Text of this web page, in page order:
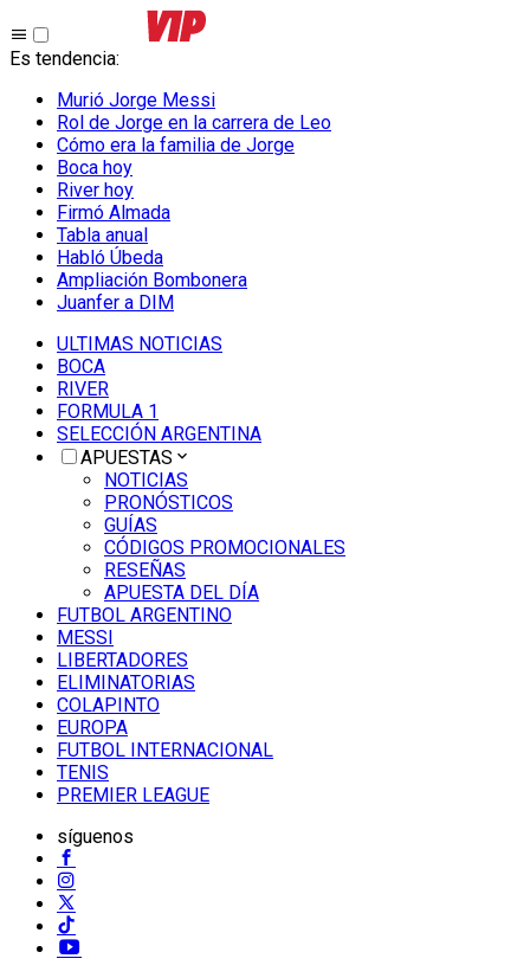
Es tendencia:
Murió Jorge Messi
Rol de Jorge en la carrera de Leo
Cómo era la familia de Jorge
Boca hoy
River hoy
Firmó Almada
Tabla anual
Habló Úbeda
Ampliación Bombonera
Juanfer a DIM
ULTIMAS NOTICIAS
BOCA
RIVER
FORMULA 1
SELECCIÓN ARGENTINA
APUESTAS
NOTICIAS
PRONÓSTICOS
GUÍAS
CÓDIGOS PROMOCIONALES
RESEÑAS
APUESTA DEL DÍA
FUTBOL ARGENTINO
MESSI
LIBERTADORES
ELIMINATORIAS
COLAPINTO
EUROPA
FUTBOL INTERNACIONAL
TENIS
PREMIER LEAGUE
síguenos